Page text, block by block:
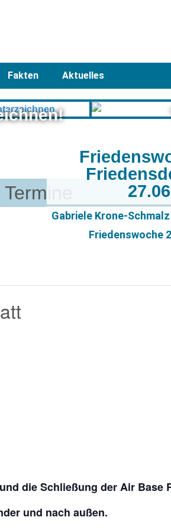
Fakten Aktuelles
Gabriele Krone-
Friedenswoche
Termine
die Schließung der Air Base
und nach außen.